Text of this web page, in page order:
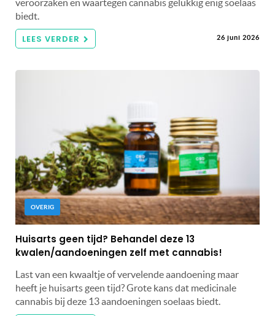
veroorzaken en waartegen cannabis gelukkig enig soelaas
biedt.
LEES VERDER 26 juni 2026
OVERIG
Huisarts geen tijd? Behandel deze 13
kwalen/aandoeningen zelf met cannabis!
Last van een kwaaltje of vervelende aandoening maar
heeft je huisarts geen tijd? Grote kans dat medicinale
cannabis bij deze 13 aandoeningen soelaas biedt.